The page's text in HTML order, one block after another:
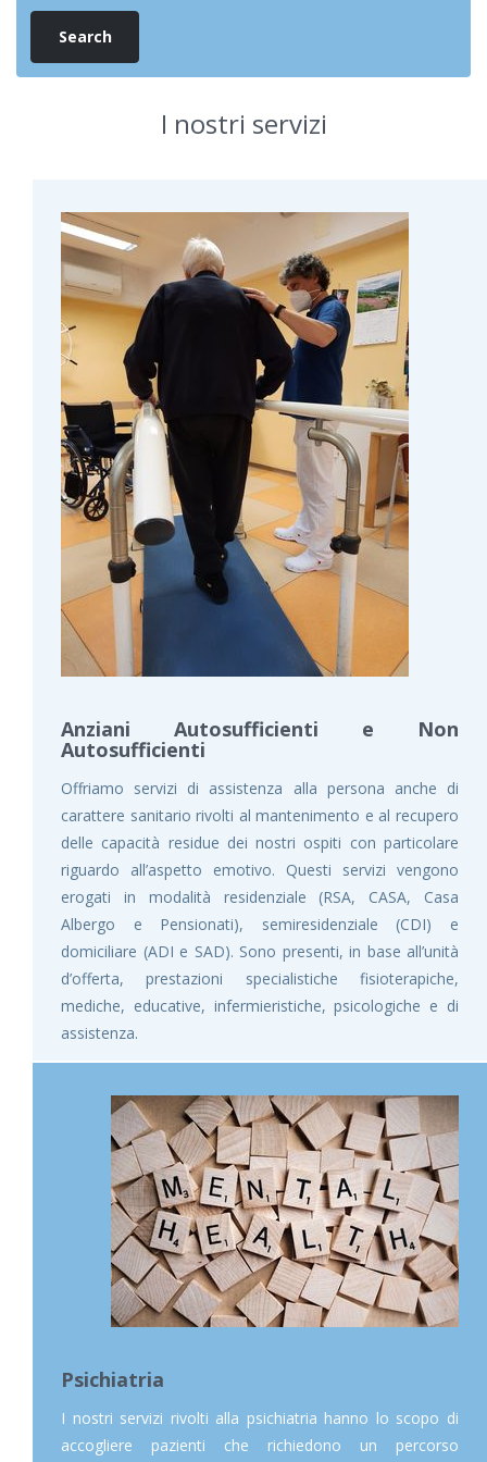
I nostri servizi
Anziani Autosufficienti e Non
Autosufficienti
Offriamo servizi di assistenza alla persona anche di
carattere sanitario rivolti al mantenimento e al recupero
delle capacità residue dei nostri ospiti con particolare
riguardo all’aspetto emotivo. Questi servizi vengono
erogati in modalità residenziale (RSA, CASA, Casa
Albergo e Pensionati), semiresidenziale (CDI) e
domiciliare (ADI e SAD). Sono presenti, in base all’unità
d’offerta, prestazioni specialistiche fisioterapiche,
mediche, educative, infermieristiche, psicologiche e di
assistenza.
Psichiatria
I nostri servizi rivolti alla psichiatria hanno lo scopo di
accogliere pazienti che richiedono un percorso